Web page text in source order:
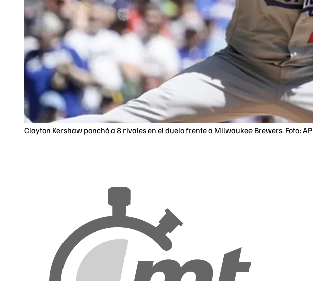
Clayton Kershaw ponchó a 8 rivales en el duelo frente a Milwaukee Brewers. Foto: AP